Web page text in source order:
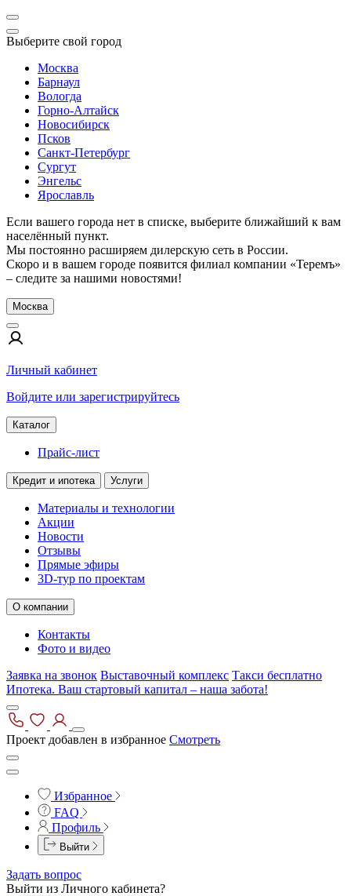
Выберите свой город
Москва
Барнаул
Вологда
Горно-Алтайск
Новосибирск
Псков
Санкт-Петербург
Сургут
Энгельс
Ярославль
Если вашего города нет в списке, выберите ближайший к вам
населённый пункт.
Мы постоянно расширяем дилерскую сеть в России.
Скоро и в вашем городе появится филиал компании «Теремъ»
– следите за нашими новостями!
Москва
Личный кабинет
Войдите или зарегистрируйтесь
Каталог
Прайс-лист
Кредит и ипотека Услуги
Материалы и технологии
Акции
Новости
Отзывы
Прямые эфиры
3D-тур по проектам
О компании
Контакты
Фото и видео
Заявка на звонок Выставочный комплекс Такси бесплатно
Ипотека. Ваш стартовый капитал – наша забота!
Проект добавлен в избранное Смотреть
Избранное
FAQ
Профиль
Выйти
Задать вопрос
Выйти из Личного кабинета?